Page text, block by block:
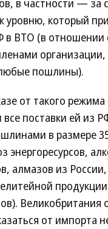
в частности — за
уровню, который
в ВТО (в отношении
организации,
пошлины).
от такого
поставки ей из
в размере
энергоресурсов,
алмазов из
Великобритания
от импорта